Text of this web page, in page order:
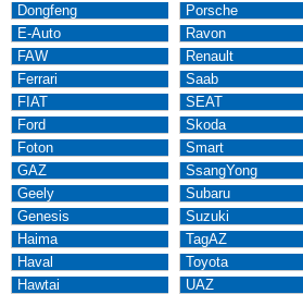
Dongfeng
E-Auto
FAW
Ferrari
FIAT
Ford
Foton
GAZ
Geely
Genesis
Haima
Haval
Hawtai
Porsche
Ravon
Renault
Saab
SEAT
Skoda
Smart
SsangYong
Subaru
Suzuki
TagAZ
Toyota
UAZ